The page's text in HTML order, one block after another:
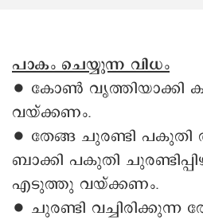
പാകം ചെയ്യുന്ന വിധം
∙ കോൺ വൃത്തിയാക്കി
വയ്ക്കണം.
∙ തേങ്ങ ചുരണ്ടി
ബാക്കി പകുതി
എടുത്തു വയ്ക്കണം.
∙ ചുരണ്ടി വച്ചിരിക്കുന്ന